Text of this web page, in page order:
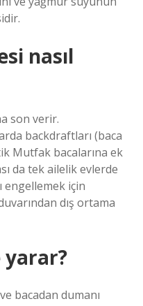
nasıl
son verir.
backdraftları (baca
Mutfak bacalarına ek
da tek ailelik evlerde
engellemek için
dış ortama
yarar?
bacadan dumanı